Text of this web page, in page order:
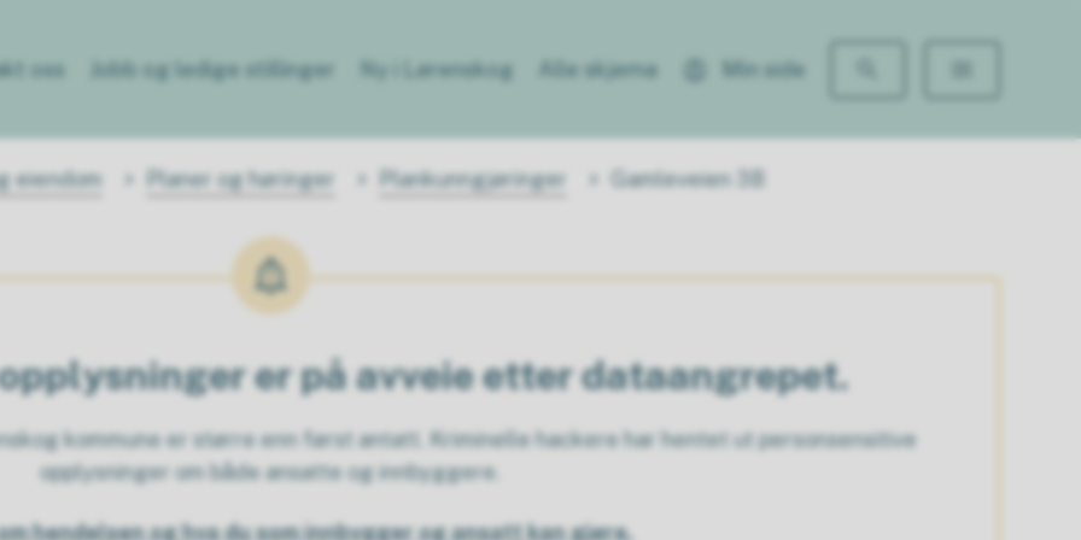
oss Jobb og ledige stillinger Ny i Lørenskog Alle skjema Min side
eiendom Planer og høringer Plankunngjøringer Gamleveien 3B
er på avveie etter dataangrepet.
kommune er større enn først antatt. Kriminelle hackere har hentet ut personsensitive
opplysninger om både ansatte og innbyggere.
hendelsen og hva du som innbygger og ansatt kan gjøre.